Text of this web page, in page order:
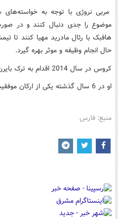
مربی نروژی با توجه به خواسته‌های
هافبک با رئال مادرید مهیا کنند
حال انجام وظیفه و موثر بهره گیرد.
کروس در سال 2014 اقدام به ترک بایرن مونیخ کرد و به رئال پیوست.
او در 6 سال گذشته یکی از ارکان موفقیت تیم کهکشانی بوده است.
منبع: فارس